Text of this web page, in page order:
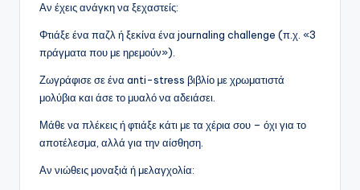
Αν έχεις ανάγκη να ξεχαστείς:
Φτιάξε ένα παζλ ή ξεκίνα ένα journaling challenge (π.χ. «3
πράγματα που με ηρεμούν»).
Ζωγράφισε σε ένα anti-stress βιβλίο με χρωματιστά
μολύβια και άσε το μυαλό να αδειάσει.
Μάθε να πλέκεις ή φτιάξε κάτι με τα χέρια σου – όχι για το
αποτέλεσμα, αλλά για την αίσθηση.
Αν νιώθεις μοναξιά ή μελαγχολία: